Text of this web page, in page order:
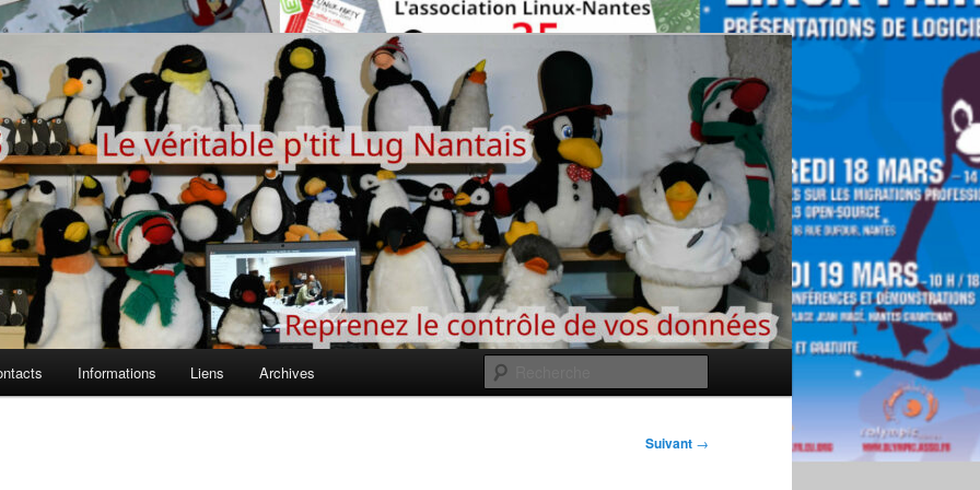
nantais
Informations Liens Archives
Suivant →